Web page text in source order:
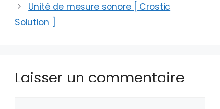
Unité de mesure sonore [ Crostic
Solution ]
Laisser un commentaire